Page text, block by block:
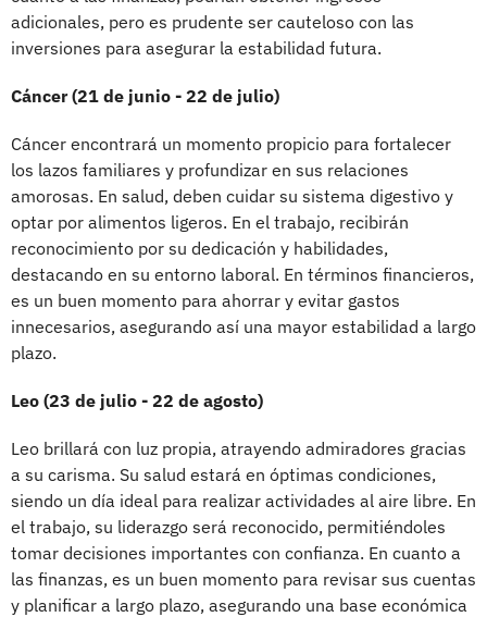
adicionales, pero es prudente ser cauteloso con las
inversiones para asegurar la estabilidad futura.
Cáncer (21 de junio - 22 de julio)
Cáncer encontrará un momento propicio para fortalecer
los lazos familiares y profundizar en sus relaciones
amorosas. En salud, deben cuidar su sistema digestivo y
optar por alimentos ligeros. En el trabajo, recibirán
reconocimiento por su dedicación y habilidades,
destacando en su entorno laboral. En términos financieros,
es un buen momento para ahorrar y evitar gastos
innecesarios, asegurando así una mayor estabilidad a largo
plazo.
Leo (23 de julio - 22 de agosto)
Leo brillará con luz propia, atrayendo admiradores gracias
a su carisma. Su salud estará en óptimas condiciones,
siendo un día ideal para realizar actividades al aire libre. En
el trabajo, su liderazgo será reconocido, permitiéndoles
tomar decisiones importantes con confianza. En cuanto a
las finanzas, es un buen momento para revisar sus cuentas
y planificar a largo plazo, asegurando una base económica